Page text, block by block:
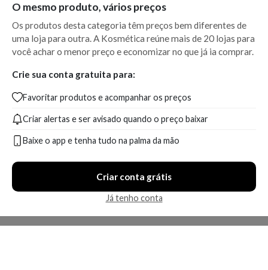
O mesmo produto, vários preços
Os produtos desta categoria têm preços bem diferentes de
uma loja para outra. A Kosmética reúne mais de 20 lojas para
você achar o menor preço e economizar no que já ia comprar.
Crie sua conta gratuita para:
Favoritar produtos e acompanhar os preços
Criar alertas e ser avisado quando o preço baixar
Baixe o app e tenha tudo na palma da mão
Criar conta grátis
Já tenho conta